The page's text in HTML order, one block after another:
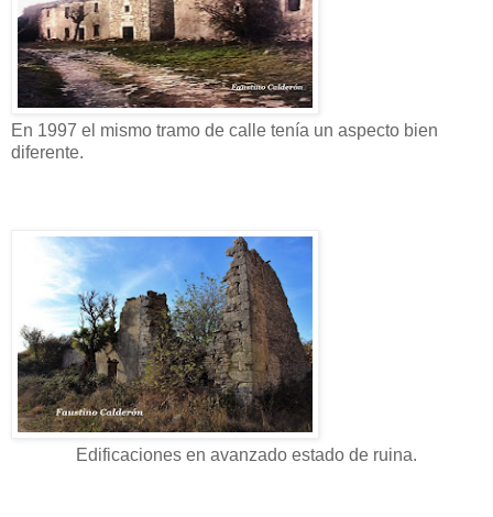
En 1997 el mismo tramo de calle tenía un aspecto bien
diferente.
Edificaciones en avanzado estado de ruina.